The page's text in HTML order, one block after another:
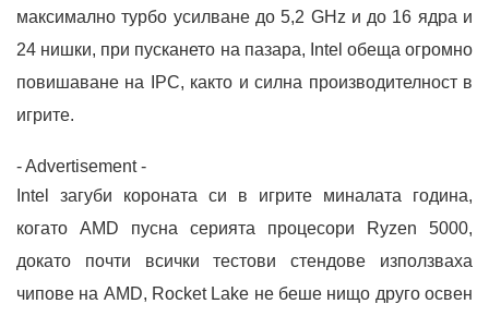
максимално турбо усилване до 5,2 GHz и до 16 ядра и
24 нишки, при пускането на пазара, Intel обеща огромно
повишаване на IPC, както и силна производителност в
игрите.
- Advertisement -
Intel загуби короната си в игрите миналата година,
когато AMD пусна серията процесори Ryzen 5000,
докато почти всички тестови стендове използваха
чипове на AMD, Rocket Lake не беше нищо друго освен